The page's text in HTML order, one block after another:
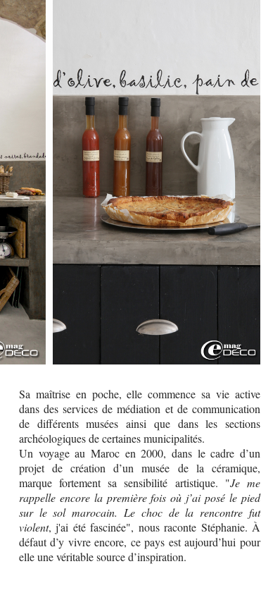
Sa maîtrise en poche, elle commence sa vie active
dans des services de médiation et de communication
de différents musées ainsi que dans les sections
archéologiques de certaines municipalités.
Un voyage au Maroc en 2000, dans le cadre d’un
projet de création d’un musée de la céramique,
marque fortement sa sensibilité artistique. "Je me
rappelle encore la première fois où j’ai posé le pied
sur le sol marocain. Le choc de la rencontre fut
violent, j'ai été fascinée", nous raconte Stéphanie. À
défaut d’y vivre encore, ce pays est aujourd’hui pour
elle une véritable source d’inspiration.